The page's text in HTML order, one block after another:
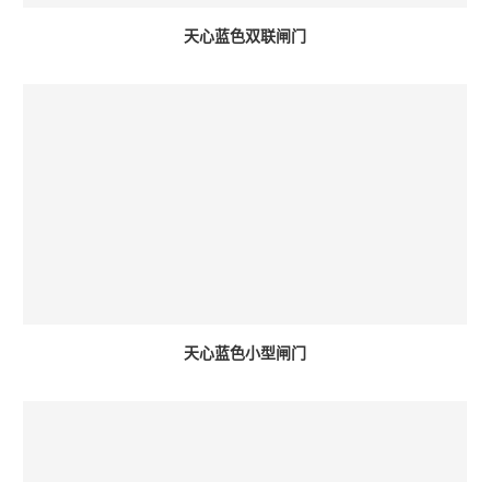
天心蓝色双联闸门
天心蓝色小型闸门